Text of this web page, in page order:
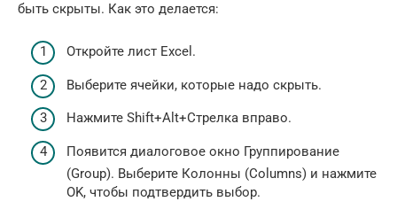
быть скрыты. Как это делается:
Откройте лист Excel.
Выберите ячейки, которые надо скрыть.
Нажмите Shift+Alt+Стрелка вправо.
Появится диалоговое окно Группирование
(Group). Выберите Колонны (Columns) и нажмите
OK, чтобы подтвердить выбор.